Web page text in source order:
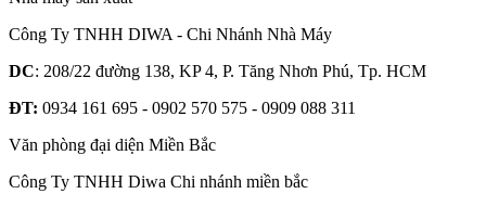
Công Ty TNHH DIWA - Chi Nhánh Nhà Máy
DC: 208/22 đường 138, KP 4, P. Tăng Nhơn Phú, Tp. HCM
ĐT: 0934 161 695 - 0902 570 575 - 0909 088 311
Văn phòng đại diện Miền Bắc
Công Ty TNHH Diwa Chi nhánh miền bắc